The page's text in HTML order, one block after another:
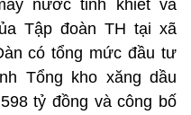
nước tinh khiết và
Tập đoàn TH tại xã
có tổng mức đầu tư
Tổng kho xăng dầu
tỷ đồng và công bố